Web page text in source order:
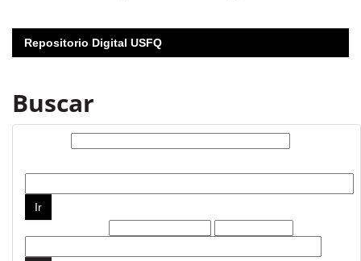
Repositorio Digital USFQ
Buscar